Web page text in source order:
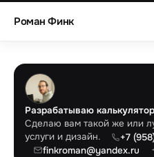
Роман Финк
Разрабатываю
Сделаю вам такой же или
услуги и дизайн.
+7
finkroman@yandex.ru